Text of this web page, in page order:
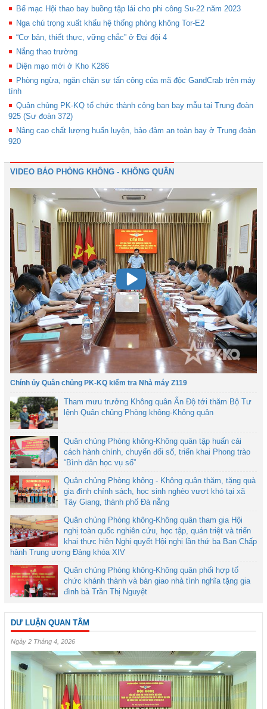
Bế mạc Hội thao bay buồng tập lái cho phi công Su-22 năm 2023
Nga chú trọng xuất khẩu hệ thống phòng không Tor-E2
“Cơ bản, thiết thực, vững chắc” ở Đại đội 4
Nắng thao trường
Diện mạo mới ở Kho K286
Phòng ngừa, ngăn chặn sự tấn công của mã độc GandCrab trên máy
tính
Quân chủng PK-KQ tổ chức thành công ban bay mẫu tại Trung đoàn
925 (Sư đoàn 372)
Nâng cao chất lượng huấn luyện, bảo đảm an toàn bay ở Trung đoàn
920
VIDEO BÁO PHÒNG KHÔNG - KHÔNG QUÂN
Chính ủy Quân chủng PK-KQ kiểm tra Nhà máy Z119
Tham mưu trưởng Không quân Ấn Độ tới thăm Bộ Tư
lệnh Quân chủng Phòng không-Không quân
Quân chủng Phòng không-Không quân tập huấn cải
cách hành chính, chuyển đổi số, triển khai Phong trào
“Bình dân học vụ số”
Quân chủng Phòng không - Không quân thăm, tặng quà
gia đình chính sách, học sinh nghèo vượt khó tại xã
Tây Giang, thành phố Đà nẵng
Quân chủng Phòng không-Không quân tham gia Hội
nghị toàn quốc nghiên cứu, học tập, quán triệt và triển
khai thực hiện Nghị quyết Hội nghị lần thứ ba Ban Chấp
hành Trung ương Đảng khóa XIV
Quân chủng Phòng không-Không quân phối hợp tổ
chức khánh thành và bàn giao nhà tình nghĩa tặng gia
đình bà Trần Thị Nguyệt
DƯ LUẬN QUAN TÂM
Ngày 2 Tháng 4, 2026